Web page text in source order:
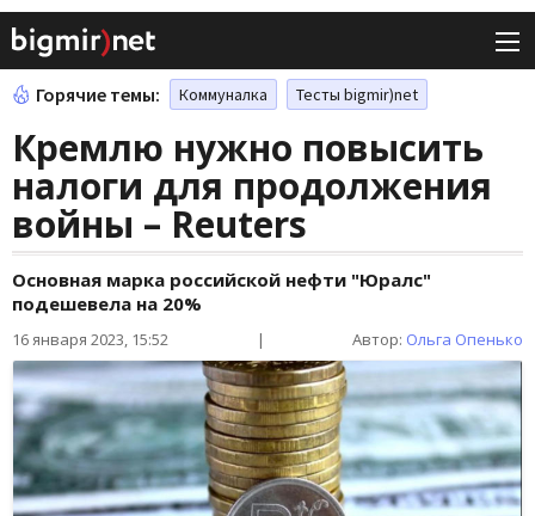
Горячие темы: Коммуналка Тесты bigmir)net
Кремлю нужно повысить
налоги для продолжения
войны – Reuters
Основная марка российской нефти "Юралс"
подешевела на 20%
16 января 2023, 15:52 | Автор: Ольга Опенько